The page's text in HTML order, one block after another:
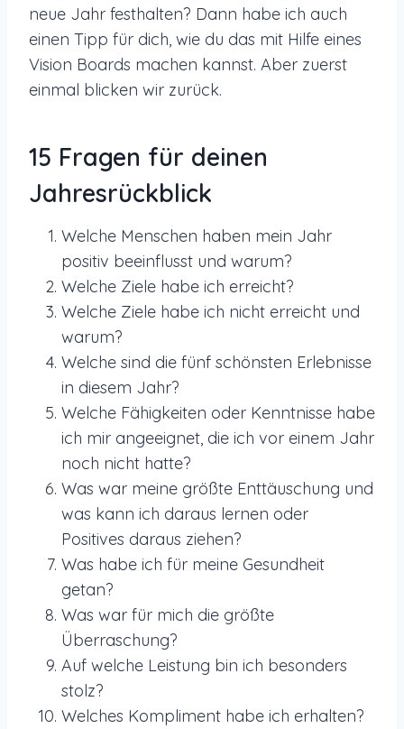
neue Jahr festhalten? Dann habe ich auch
einen Tipp für dich, wie du das mit Hilfe eines
Vision Boards machen kannst. Aber zuerst
einmal blicken wir zurück.
15 Fragen für deinen
Jahresrückblick
Welche Menschen haben mein Jahr
positiv beeinflusst und warum?
Welche Ziele habe ich erreicht?
Welche Ziele habe ich nicht erreicht und
warum?
Welche sind die fünf schönsten Erlebnisse
in diesem Jahr?
Welche Fähigkeiten oder Kenntnisse habe
ich mir angeeignet, die ich vor einem Jahr
noch nicht hatte?
Was war meine größte Enttäuschung und
was kann ich daraus lernen oder
Positives daraus ziehen?
Was habe ich für meine Gesundheit
getan?
Was war für mich die größte
Überraschung?
Auf welche Leistung bin ich besonders
stolz?
Welches Kompliment habe ich erhalten?